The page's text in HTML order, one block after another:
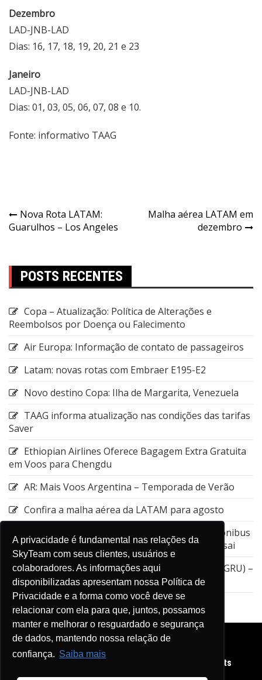
A privacidade é fundamental nas relações da
SkyTeam com seus clientes, usuários e
colaboradores. As informações aqui
disponibilizadas apresentam nossa Política de
Privacidade e a forma como você deve se
relacionar com ela para que, juntos, possamos
manter e melhorar o resguardado e segurança
de dados, mantendo nossa relação de
confiança. Saiba mais
Dezembro
LAD-JNB-LAD
Dias: 16, 17, 18, 19, 20, 21 e 23
Janeiro
LAD-JNB-LAD
Dias: 01, 03, 05, 06, 07, 08 e 10.
Fonte: informativo TAAG
Nova Rota LATAM:
Guarulhos – Los Angeles
Malha aérea LATAM em
dezembro
POSTS RECENTES
Copa – Atualização: Política de Alterações e
Reembolsos por Doença ou Falecimento
Air Europa: Informação de contato de passageiros
Latam: novas rotas com Embraer E195-E2
Novo destino Copa: Ilha de Margarita, Venezuela
TAAG informa atualização nas condições das tarifas
Saver
Ethiopian Airlines Oferece Bagagem Extra Gratuita
em Voos para Chengdu
AR: Mais Voos Argentina – Temporada de Verão
Confira a malha aérea da LATAM para agosto
Emirates: Alteração do local de embarque do ônibus
entre a Estação de Nagoya e o Aeroporto de Kansai
GOL: Cancelamento da rota entre Guarulhos (GRU) –
Aruba (AUA)
Copyright © 2026 Diário de Viagens SkyTeam. All rights